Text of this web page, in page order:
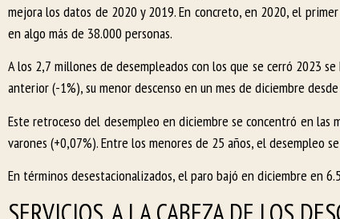
mejora los datos de 2020 y 2019. En concreto, en 2020, el
en algo más de 38.000 personas.
A los 2,7 millones de desempleados con los que se cerró 2023
anterior (-1%), su menor descenso en un mes de diciembre
Este retroceso del desempleo en diciembre se concentró en las
varones (+0,07%). Entre los menores de 25 años, el desempleo
En términos desestacionalizados, el paro bajó en diciembre en